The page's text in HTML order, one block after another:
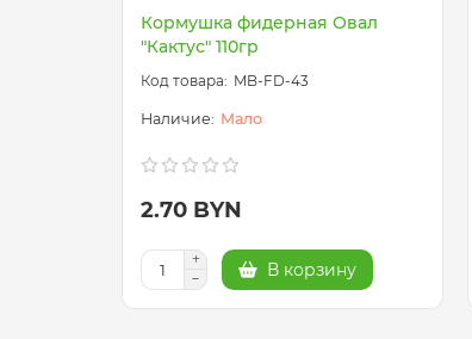
Кормушка фидерная Овал
"Кактус" 110гр
MB-FD-43
Мало
2.70 BYN
В корзину